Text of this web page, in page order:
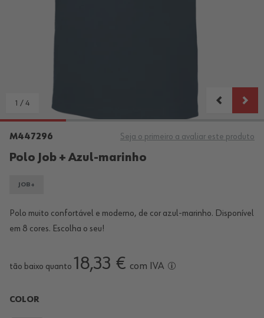
1 / 4
M447296 Seja o primeiro a avaliar este produto
Polo Job + Azul-marinho
JOB+
Polo muito confortável e moderno, de cor azul-marinho. Disponível
em 8 cores. Escolha o seu!
tão baixo quanto 18,33 € com IVA
COLOR